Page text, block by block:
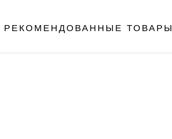
РЕКОМЕНДОВАННЫЕ ТОВАРЫ